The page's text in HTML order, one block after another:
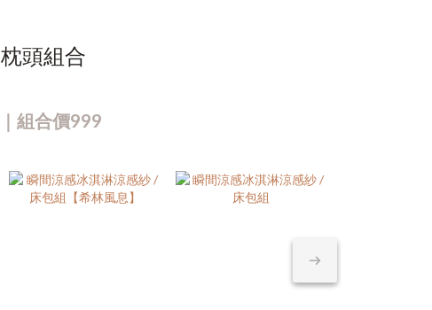
頭組合
組合價999